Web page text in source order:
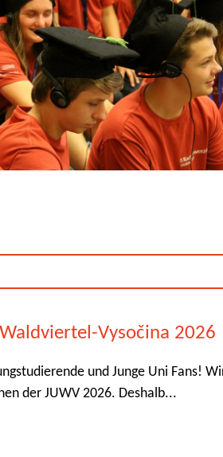
Vysočina 2026
und Junge Uni Fans!
der JUWV 2026. Deshalb...